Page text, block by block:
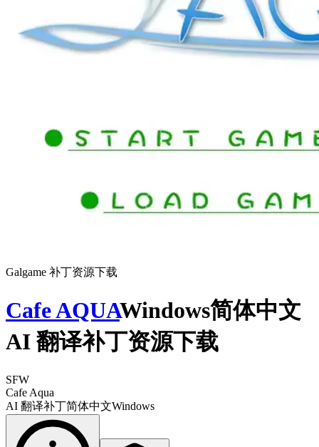
Galgame 补丁资源下载
Cafe AQUAWindows简体中文
AI 翻译补丁资源下载
SFW
Cafe Aqua
AI 翻译补丁简体中文Windows